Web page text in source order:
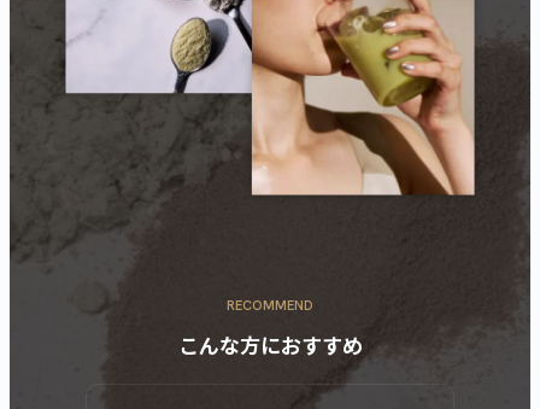
RECOMMEND
こんな方におすすめ
カートに商品を追加しました
カートを確認
こちらも一緒にいかがですか？